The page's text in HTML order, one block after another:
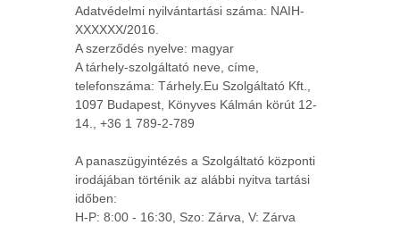
Adatvédelmi nyilvántartási száma: NAIH-
XXXXXX/2016.
A szerződés nyelve: magyar
A tárhely-szolgáltató neve, címe,
telefonszáma: Tárhely.Eu Szolgáltató Kft.,
1097 Budapest, Könyves Kálmán körút 12-
14., +36 1 789-2-789
A panaszügyintézés a Szolgáltató központi
irodájában történik az alábbi nyitva tartási
időben:
H-P: 8:00 - 16:30, Szo: Zárva, V: Zárva